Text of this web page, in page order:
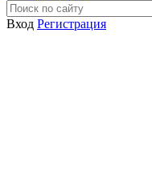
Вход Регистрация